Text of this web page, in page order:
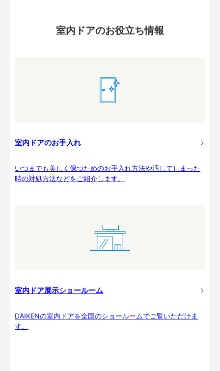
室内ドアのお役立ち情報
室内ドアのお手入れ
いつまでも美しく保つためのお手入れ方法や汚してしまった
時の対処方法などをご紹介します。
室内ドア展示ショールーム
DAIKENの室内ドアを全国のショールームでご覧いただけま
す。